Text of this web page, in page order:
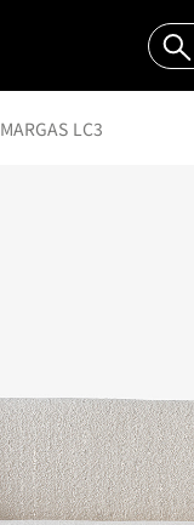
MARGAS LC3